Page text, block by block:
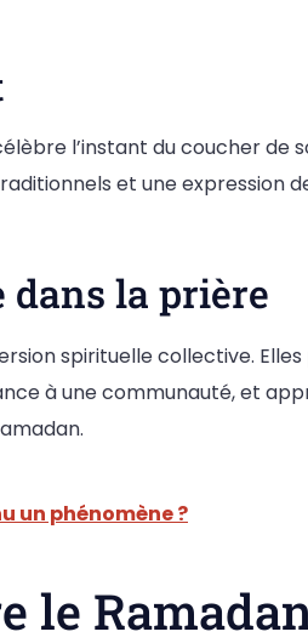
l’instant du coucher de
et une expression
la prière
spirituelle collective.
à une communauté, et
un phénomène ?
le